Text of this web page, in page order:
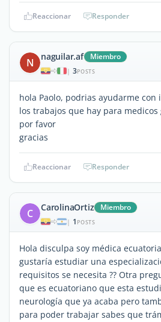
Reaccionar Responder
N naguilar.af Miembro
| 3POSTS
hola Paolo, podrias ayudarme
los trabajos que hay para
por favor
gracias
Reaccionar Responder
C CarolinaOrtiz Miembro
| 1 POSTS
Hola disculpa soy médica
gustaría estudiar una
requisitos se necesita ?? Otra
que es ecuatoriano que esta
neurología que ya acaba pero
para poder trabajar sabes que